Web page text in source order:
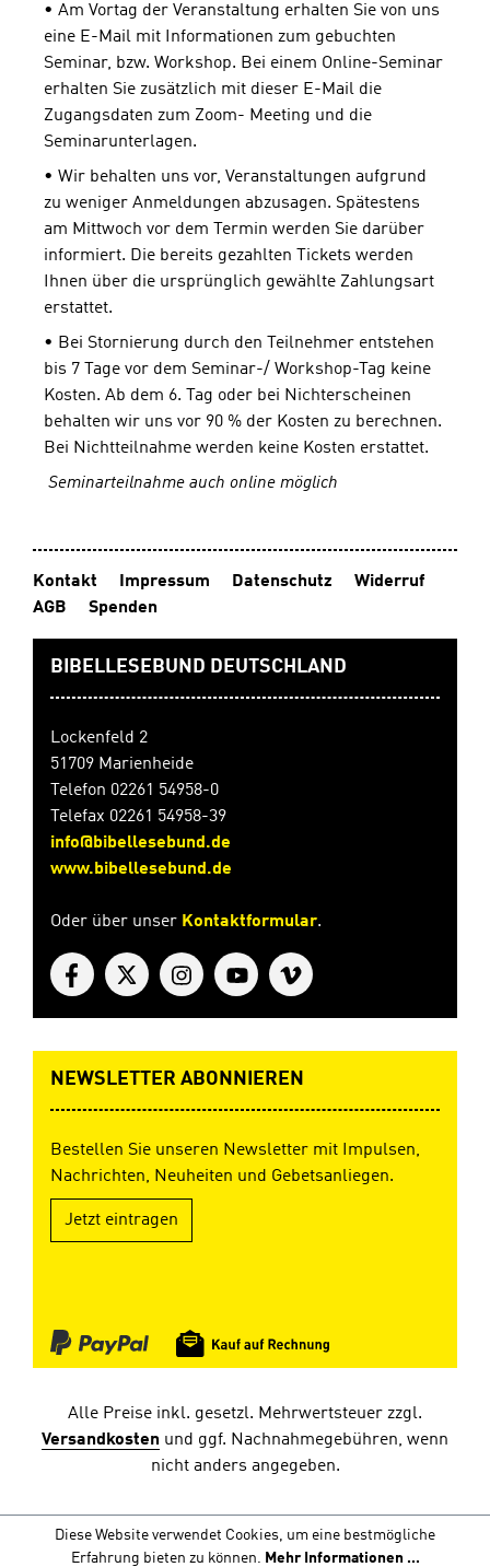
• Am Vortag der Veranstaltung erhalten Sie von uns
eine E-Mail mit Informationen zum gebuchten
Seminar, bzw. Workshop. Bei einem Online-Seminar
erhalten Sie zusätzlich mit dieser E-Mail die
Zugangsdaten zum Zoom- Meeting und die
Seminarunterlagen.
• Wir behalten uns vor, Veranstaltungen aufgrund
zu weniger Anmeldungen abzusagen. Spätestens
am Mittwoch vor dem Termin werden Sie darüber
informiert. Die bereits gezahlten Tickets werden
Ihnen über die ursprünglich gewählte Zahlungsart
erstattet.
• Bei Stornierung durch den Teilnehmer entstehen
bis 7 Tage vor dem Seminar-/ Workshop-Tag keine
Kosten. Ab dem 6. Tag oder bei Nichterscheinen
behalten wir uns vor 90 % der Kosten zu berechnen.
Bei Nichtteilnahme werden keine Kosten erstattet.
Seminarteilnahme auch online möglich
Kontakt Impressum Datenschutz
Widerruf
AGB
Spenden
BIBELLESEBUND DEUTSCHLAND
Lockenfeld 2
51709 Marienheide
Telefon 02261 54958-0
Telefax 02261 54958-39
info@bibellesebund.de
www.bibellesebund.de
Oder über unser Kontaktformular.
NEWSLETTER ABONNIEREN
Bestellen Sie unseren Newsletter mit Impulsen,
Nachrichten, Neuheiten und Gebetsanliegen.
Jetzt eintragen
Alle Preise inkl. gesetzl. Mehrwertsteuer zzgl.
Versandkosten und ggf. Nachnahmegebühren, wenn
nicht anders angegeben.
Diese Website verwendet Cookies, um eine bestmögliche
Erfahrung bieten zu können. Mehr Informationen ...